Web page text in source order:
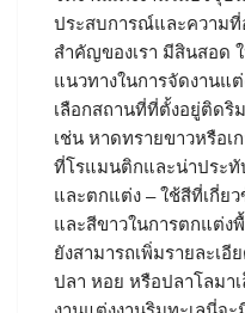
ประสบการณ์และความ
สำคัญของเรา มีสินสอด
แนวทางในการจัดงานแ
เลือกสถานที่ที่ตั้งอยู่ติดริ
เช่น หาดทรายขาวหรือเ
ที่โรแมนติกและน่าประทั
และตกแต่ง – ใช้สีที่เกี่ย
และสีขาวในการตกแต่ง
ยังสามารถเพิ่มรายละเอี
ปลา หอย หรือปลาโลมา